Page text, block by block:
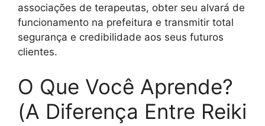
associações de terapeutas, obter seu alvará de
funcionamento na prefeitura e transmitir total
segurança e credibilidade aos seus futuros
clientes.
O Que Você Aprende?
(A Diferença Entre Reiki